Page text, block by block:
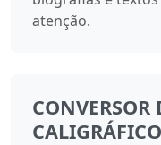
atenção.
CONVERSOR
CALIGRÁFICO